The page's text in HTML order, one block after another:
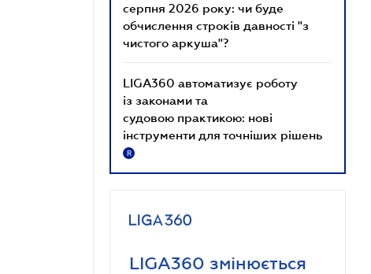
серпня 2026 року: чи буде
обчислення строків давності "з
чистого аркуша"?
LIGA360 автоматизує роботу
із законами та
судовою практикою: нові
інструменти для точніших рішень
R
LIGA360 змінюється